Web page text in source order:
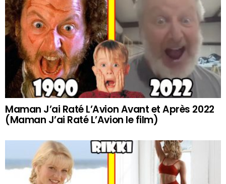
Maman J’ai Raté L’Avion Avant et Après 2022
(Maman J’ai Raté L’Avion le film)